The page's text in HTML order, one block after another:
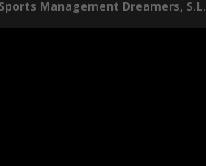
Management Dreamers, S.L.